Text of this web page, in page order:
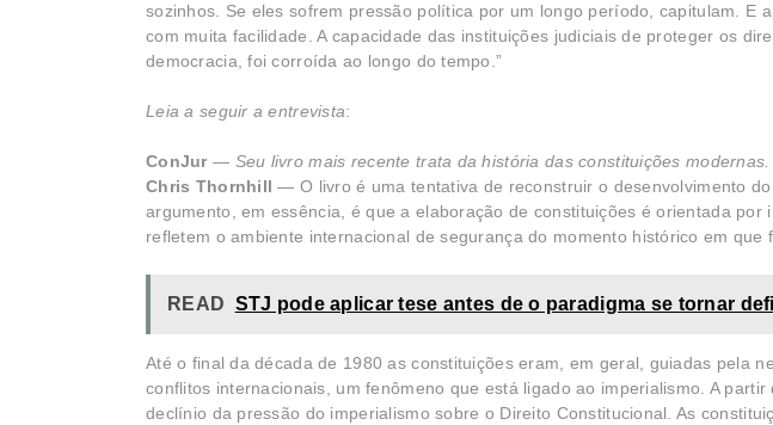
sozinhos. Se eles sofrem pressão política por um longo período, capitulam. E
com muita facilidade. A capacidade das instituições judiciais de proteger os
democracia, foi corroída ao longo do tempo.”
Leia a seguir a entrevista:
ConJur— Seu livro mais recente trata da história das constituições
Chris Thornhill — O livro é uma tentativa de reconstruir o desenvolvimento
argumento, em essência, é que a elaboração de constituições é orientada por
refletem o ambiente internacional de segurança do momento histórico em que
READ STJ pode aplicar tese antes de o paradigma se tornar
Até o final da década de 1980 as constituições eram, em geral, guiadas pela
conflitos internacionais, um fenômeno que está ligado ao imperialismo. A
declínio da pressão do imperialismo sobre o Direito Constitucional. As